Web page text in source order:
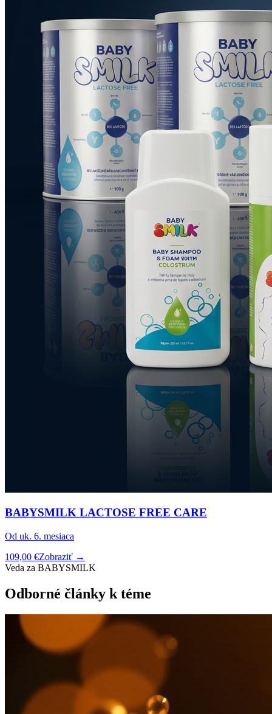
BABYSMILK LACTOSE FREE CARE
Od uk. 6. mesiaca
109,00 €Zobraziť →
Veda za BABYSMILK
Odborné články k téme